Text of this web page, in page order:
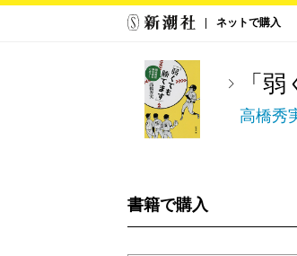
ネットで購入
「
高橋秀
書籍で購入